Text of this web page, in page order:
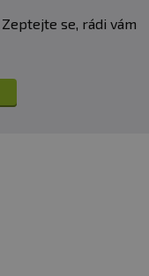
*
se, rádi vám